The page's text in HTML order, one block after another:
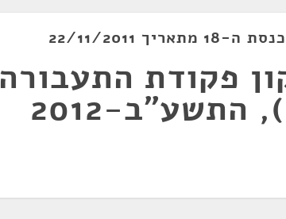
22/11/2011
פקודת התעבורה